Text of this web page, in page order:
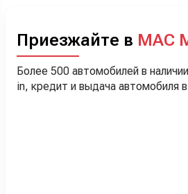
Приезжайте в МАС
Более 500 автомобилей в
in, кредит и выдача автомобиля